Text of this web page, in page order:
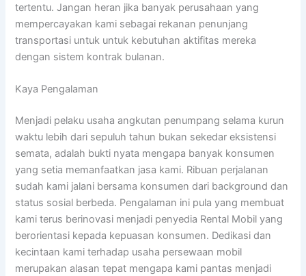
tertentu. Jangan heran jika banyak perusahaan yang
mempercayakan kami sebagai rekanan penunjang
transportasi untuk untuk kebutuhan aktifitas mereka
dengan sistem kontrak bulanan.
Kaya Pengalaman
Menjadi pelaku usaha angkutan penumpang selama kurun
waktu lebih dari sepuluh tahun bukan sekedar eksistensi
semata, adalah bukti nyata mengapa banyak konsumen
yang setia memanfaatkan jasa kami. Ribuan perjalanan
sudah kami jalani bersama konsumen dari background dan
status sosial berbeda. Pengalaman ini pula yang membuat
kami terus berinovasi menjadi penyedia Rental Mobil yang
berorientasi kepada kepuasan konsumen. Dedikasi dan
kecintaan kami terhadap usaha persewaan mobil
merupakan alasan tepat mengapa kami pantas menjadi